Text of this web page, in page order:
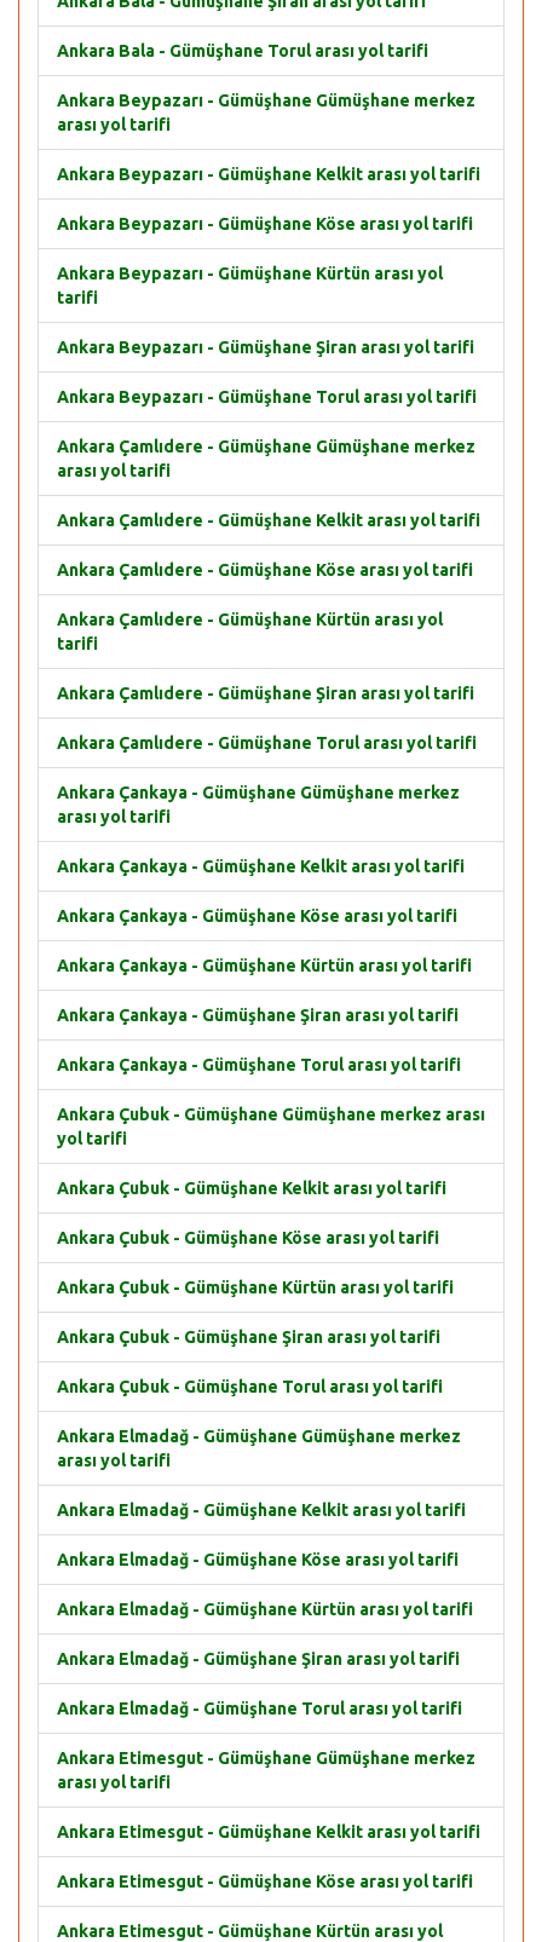
Ankara Bala - Gümüşhane Torul arası yol tarifi
Ankara Beypazarı - Gümüşhane Gümüşhane merkez
arası yol tarifi
Ankara Beypazarı - Gümüşhane Kelkit arası yol tarifi
Ankara Beypazarı - Gümüşhane Köse arası yol tarifi
Ankara Beypazarı - Gümüşhane Kürtün arası yol
tarifi
Ankara Beypazarı - Gümüşhane Şiran arası yol tarifi
Ankara Beypazarı - Gümüşhane Torul arası yol tarifi
Ankara Çamlıdere - Gümüşhane Gümüşhane merkez
arası yol tarifi
Ankara Çamlıdere - Gümüşhane Kelkit arası yol tarifi
Ankara Çamlıdere - Gümüşhane Köse arası yol tarifi
Ankara Çamlıdere - Gümüşhane Kürtün arası yol
tarifi
Ankara Çamlıdere - Gümüşhane Şiran arası yol tarifi
Ankara Çamlıdere - Gümüşhane Torul arası yol tarifi
Ankara Çankaya - Gümüşhane Gümüşhane merkez
arası yol tarifi
Ankara Çankaya - Gümüşhane Kelkit arası yol tarifi
Ankara Çankaya - Gümüşhane Köse arası yol tarifi
Ankara Çankaya - Gümüşhane Kürtün arası yol tarifi
Ankara Çankaya - Gümüşhane Şiran arası yol tarifi
Ankara Çankaya - Gümüşhane Torul arası yol tarifi
Ankara Çubuk - Gümüşhane Gümüşhane merkez arası
yol tarifi
Ankara Çubuk - Gümüşhane Kelkit arası yol tarifi
Ankara Çubuk - Gümüşhane Köse arası yol tarifi
Ankara Çubuk - Gümüşhane Kürtün arası yol tarifi
Ankara Çubuk - Gümüşhane Şiran arası yol tarifi
Ankara Çubuk - Gümüşhane Torul arası yol tarifi
Ankara Elmadağ - Gümüşhane Gümüşhane merkez
arası yol tarifi
Ankara Elmadağ - Gümüşhane Kelkit arası yol tarifi
Ankara Elmadağ - Gümüşhane Köse arası yol tarifi
Ankara Elmadağ - Gümüşhane Kürtün arası yol tarifi
Ankara Elmadağ - Gümüşhane Şiran arası yol tarifi
Ankara Elmadağ - Gümüşhane Torul arası yol tarifi
Ankara Etimesgut - Gümüşhane Gümüşhane merkez
arası yol tarifi
Ankara Etimesgut - Gümüşhane Kelkit arası yol tarifi
Ankara Etimesgut - Gümüşhane Köse arası yol tarifi
Ankara Etimesgut - Gümüşhane Kürtün arası yol